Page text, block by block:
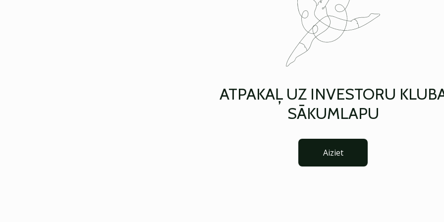
ATPAKAĻ UZ INVESTORU
SĀKUMLAPU
Aiziet